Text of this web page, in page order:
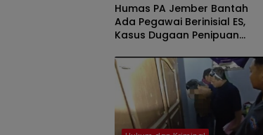
Humas PA Jember Bantah
Ada Pegawai Berinisial ES,
Kasus Dugaan Penipuan